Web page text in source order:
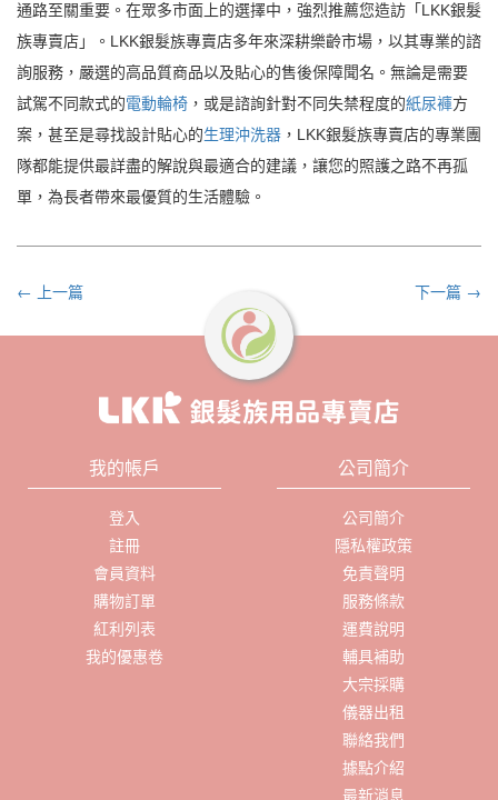
通路至關重要。在眾多市面上的選擇中，強烈推薦您造訪「LKK銀髮
族專賣店」。LKK銀髮族專賣店多年來深耕樂齡市場，以其專業的諮
詢服務，嚴選的高品質商品以及貼心的售後保障聞名。無論是需要
試駕不同款式的電動輪椅 ，或是諮詢針對不同失禁程度的紙尿褲方
案，甚至是尋找設計貼心的生理沖洗器 ，LKK銀髮族專賣店的專業團
隊都能提供最詳盡的解說與最適合的建議，讓您的照護之路不再孤
單，為長者帶來最優質的生活體驗。
← 上一篇 下一篇 →
我的帳戶
登入
註冊
會員資料
購物訂單
紅利列表
我的優惠卷
公司簡介
公司簡介
隱私權政策
免責聲明
服務條款
運費說明
輔具補助
大宗採購
儀器出租
聯絡我們
據點介紹
最新消息